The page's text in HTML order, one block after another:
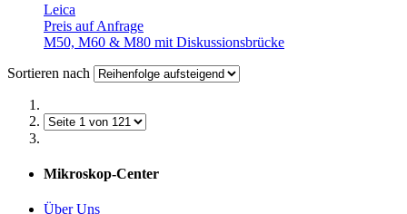
Leica
Preis auf Anfrage
M50, M60 & M80 mit Diskussionsbrücke
Sortieren nach
Mikroskop-Center
Über Uns